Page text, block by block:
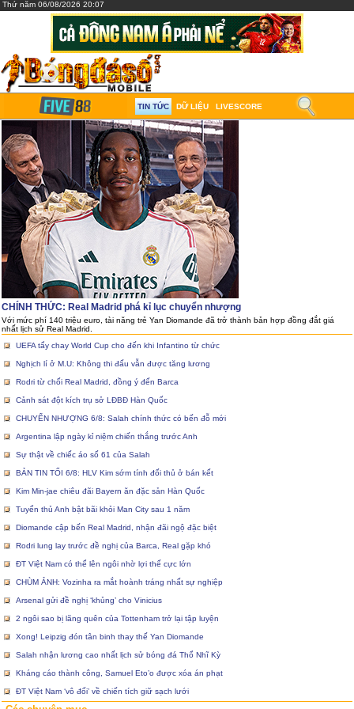
Thứ năm 06/08/2026 20:07
TIN TỨC DỮ LIỆU LIVESCORE
CHÍNH THỨC: Real Madrid phá kỉ lục chuyển nhượng
Với mức phí 140 triệu euro, tài năng trẻ Yan Diomande đã trở thành bản hợp đồng đắt giá
nhất lịch sử Real Madrid.
UEFA tẩy chay World Cup cho đến khi Infantino từ chức
Nghịch lí ở M.U: Không thi đấu vẫn được tăng lương
Rodri từ chối Real Madrid, đồng ý đến Barca
Cảnh sát đột kích trụ sở LĐBĐ Hàn Quốc
CHUYỂN NHƯỢNG 6/8: Salah chính thức có bến đỗ mới
Argentina lập ngày kỉ niệm chiến thắng trước Anh
Sự thật về chiếc áo số 61 của Salah
BẢN TIN TỐI 6/8: HLV Kim sớm tính đối thủ ở bán kết
Kim Min-jae chiêu đãi Bayern ăn đặc sản Hàn Quốc
Tuyển thủ Anh bật bãi khỏi Man City sau 1 năm
Diomande cập bến Real Madrid, nhận đãi ngộ đặc biệt
Rodri lung lay trước đề nghị của Barca, Real gặp khó
ĐT Việt Nam có thể lên ngôi nhờ lợi thế cực lớn
CHÙM ẢNH: Vozinha ra mắt hoành tráng nhất sự nghiệp
Arsenal gửi đề nghị ‘khủng’ cho Vinicius
2 ngôi sao bị lãng quên của Tottenham trở lại tập luyện
Xong! Leipzig đón tân binh thay thế Yan Diomande
Salah nhận lương cao nhất lịch sử bóng đá Thổ Nhĩ Kỳ
Kháng cáo thành công, Samuel Eto’o được xóa án phạt
ĐT Việt Nam ‘vô đối’ về chiến tích giữ sạch lưới